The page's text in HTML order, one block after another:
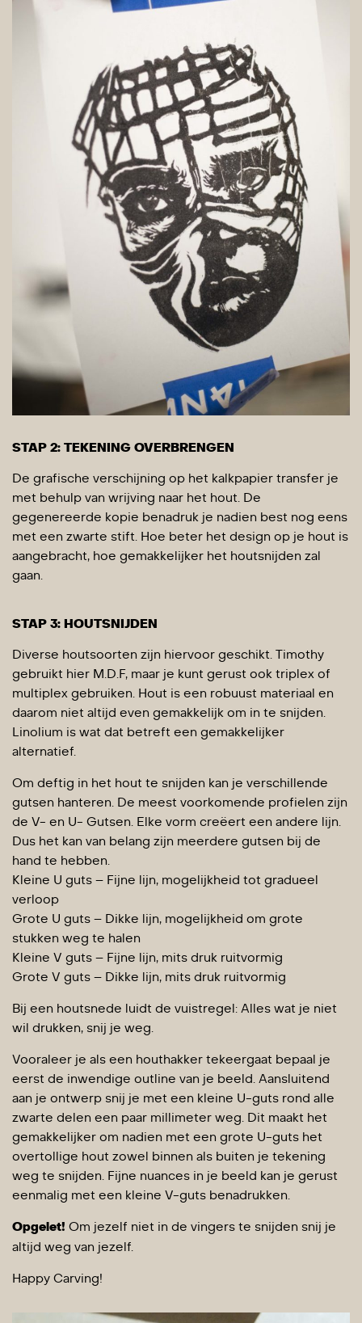
STAP 2: TEKENING OVERBRENGEN
De grafische verschijning op het kalkpapier transfer je
met behulp van wrijving naar het hout. De
gegenereerde kopie benadruk je nadien best nog eens
met een zwarte stift. Hoe beter het design op je hout is
aangebracht, hoe gemakkelijker het houtsnijden zal
gaan.
STAP 3: HOUTSNIJDEN
Diverse houtsoorten zijn hiervoor geschikt. Timothy
gebruikt hier M.D.F, maar je kunt gerust ook triplex of
multiplex gebruiken. Hout is een robuust materiaal en
daarom niet altijd even gemakkelijk om in te snijden.
Linolium is wat dat betreft een gemakkelijker
alternatief.
Om deftig in het hout te snijden kan je verschillende
gutsen hanteren. De meest voorkomende profielen zijn
de V- en U- Gutsen. Elke vorm creëert een andere lijn.
Dus het kan van belang zijn meerdere gutsen bij de
hand te hebben.
Kleine U guts – Fijne lijn, mogelijkheid tot gradueel
verloop
Grote U guts – Dikke lijn, mogelijkheid om grote
stukken weg te halen
Kleine V guts – Fijne lijn, mits druk ruitvormig
Grote V guts – Dikke lijn, mits druk ruitvormig
Bij een houtsnede luidt de vuistregel: Alles wat je niet
wil drukken, snij je weg.
Vooraleer je als een houthakker tekeergaat bepaal je
eerst de inwendige outline van je beeld. Aansluitend
aan je ontwerp snij je met een kleine U-guts rond alle
zwarte delen een paar millimeter weg. Dit maakt het
gemakkelijker om nadien met een grote U-guts het
overtollige hout zowel binnen als buiten je tekening
weg te snijden. Fijne nuances in je beeld kan je gerust
eenmalig met een kleine V-guts benadrukken.
Opgelet! Om jezelf niet in de vingers te snijden snij je
altijd weg van jezelf.
Happy Carving!